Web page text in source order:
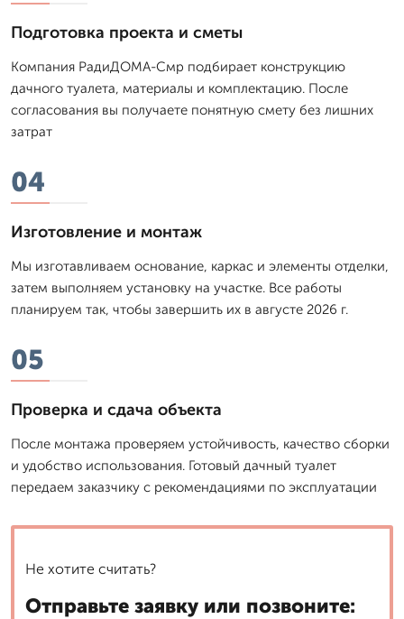
Подготовка проекта и сметы
Компания РадиДОМА-Смр подбирает конструкцию
дачного туалета, материалы и комплектацию. После
согласования вы получаете понятную смету без лишних
затрат
04
Изготовление и монтаж
Мы изготавливаем основание, каркас и элементы отделки,
затем выполняем установку на участке. Все работы
планируем так, чтобы завершить их в августе 2026 г.
05
Проверка и сдача объекта
После монтажа проверяем устойчивость, качество сборки
и удобство использования. Готовый дачный туалет
передаем заказчику с рекомендациями по эксплуатации
Не хотите считать?
Отправьте заявку или позвоните: